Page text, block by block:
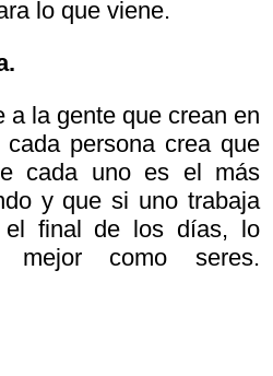
lo que viene.
a la gente que crean en
persona crea que
cada uno es el más
y que si uno trabaja
el final de los días, lo
como seres.